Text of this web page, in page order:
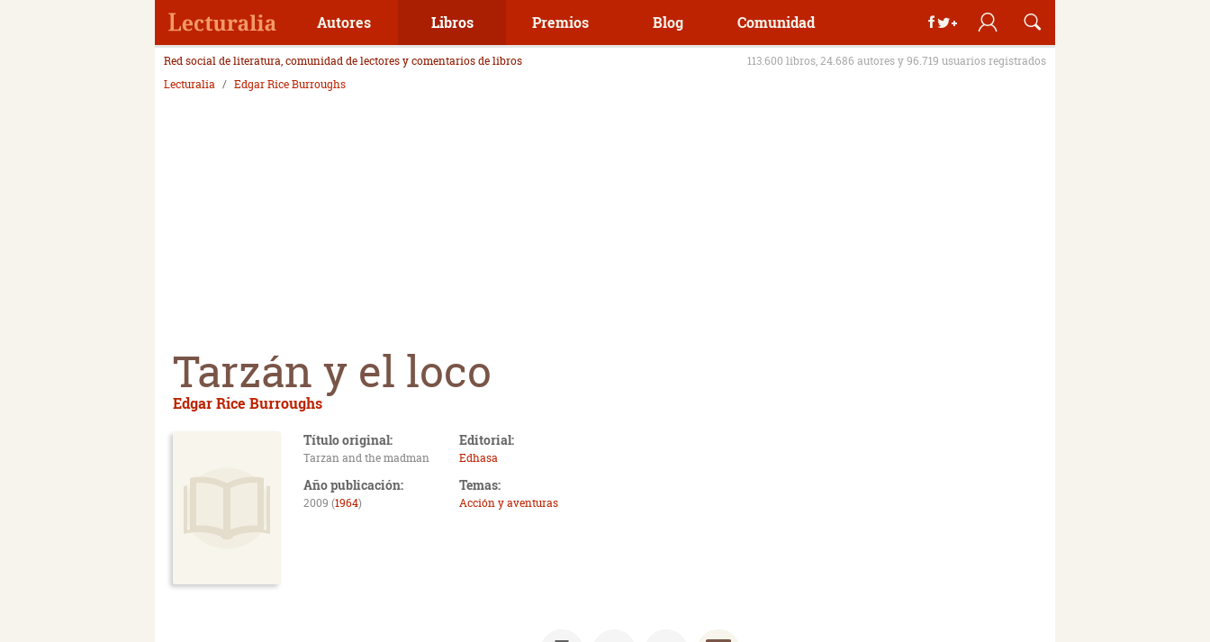
Autores Libros Premios Blog Comunidad
Red social de literatura, comunidad de lectores y comentarios de libros
113.600 libros, 24.686 autores y 96.719 usuarios registrados
Lecturalia
Edgar Rice Burroughs
Tarzán y el loco
Edgar Rice Burroughs
Título original:
Tarzan and the madman
Editorial:
Edhasa
Año publicación:
2009 (1964)
Temas:
Acción y aventuras